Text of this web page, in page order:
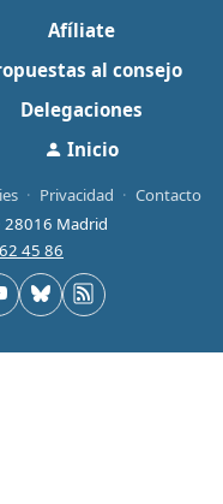
Afíliate
al consejo
Delegaciones
Inicio
· Privacidad · Contacto
28016 Madrid
45 86
YouTube
Bluesky
RSS